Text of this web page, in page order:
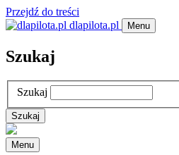
Przejdź do treści
dlapilota.pl
Menu
Szukaj
Szukaj
Menu